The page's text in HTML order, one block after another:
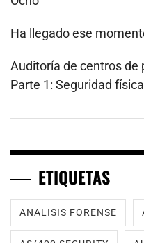
Ha llegado ese
Auditoría de centros de
Parte 1: Seguridad física
ETIQUETAS
ANALISIS FORENSE